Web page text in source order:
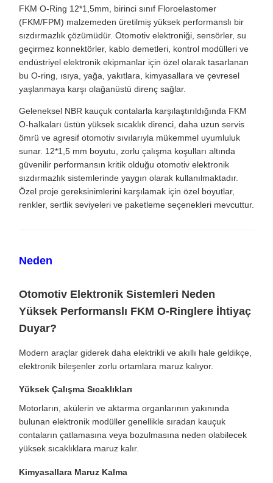
FKM O-Ring 12*1,5mm, birinci sınıf Floroelastomer
(FKM/FPM) malzemeden üretilmiş yüksek performanslı bir
sızdırmazlık çözümüdür. Otomotiv elektroniği, sensörler, su
geçirmez konnektörler, kablo demetleri, kontrol modülleri ve
endüstriyel elektronik ekipmanlar için özel olarak tasarlanan
bu O-ring, ısıya, yağa, yakıtlara, kimyasallara ve çevresel
yaşlanmaya karşı olağanüstü direnç sağlar.
Geleneksel NBR kauçuk contalarla karşılaştırıldığında FKM
O-halkaları üstün yüksek sıcaklık direnci, daha uzun servis
ömrü ve agresif otomotiv sıvılarıyla mükemmel uyumluluk
sunar. 12*1,5 mm boyutu, zorlu çalışma koşulları altında
güvenilir performansın kritik olduğu otomotiv elektronik
sızdırmazlık sistemlerinde yaygın olarak kullanılmaktadır.
Özel proje gereksinimlerini karşılamak için özel boyutlar,
renkler, sertlik seviyeleri ve paketleme seçenekleri mevcuttur.
Neden
Otomotiv Elektronik Sistemleri Neden
Yüksek Performanslı FKM O-Ringlere İhtiyaç
Duyar?
Modern araçlar giderek daha elektrikli ve akıllı hale geldikçe,
elektronik bileşenler zorlu ortamlara maruz kalıyor.
Yüksek Çalışma Sıcaklıkları
Motorların, akülerin ve aktarma organlarının yakınında
bulunan elektronik modüller genellikle sıradan kauçuk
contaların çatlamasına veya bozulmasına neden olabilecek
yüksek sıcaklıklara maruz kalır.
Kimyasallara Maruz Kalma